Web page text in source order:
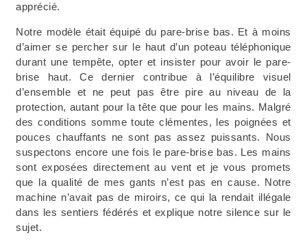
apprécié.
Notre modèle était équipé du pare-brise bas. Et à moins
d’aimer se percher sur le haut d’un poteau téléphonique
durant une tempête, opter et insister pour avoir le pare-
brise haut. Ce dernier contribue à l’équilibre visuel
d’ensemble et ne peut pas être pire au niveau de la
protection, autant pour la tête que pour les mains. Malgré
des conditions somme toute clémentes, les poignées et
pouces chauffants ne sont pas assez puissants. Nous
suspectons encore une fois le pare-brise bas. Les mains
sont exposées directement au vent et je vous promets
que la qualité de mes gants n’est pas en cause. Notre
machine n’avait pas de miroirs, ce qui la rendait illégale
dans les sentiers fédérés et explique notre silence sur le
sujet.